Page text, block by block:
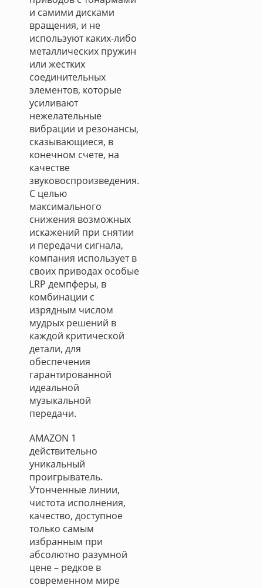
и самими дисками
вращения, и не
используют каких-либо
металлических пружин
или жестких
соединительных
элементов, которые
усиливают
нежелательные
вибрации и резонансы,
сказывающиеся, в
конечном счете, на
качестве
звуковоспроизведения.
С целью
максимального
снижения возможных
искажений при снятии
и передачи сигнала,
компания использует в
своих приводах особые
LRP демпферы, в
комбинации с
изрядным числом
мудрых решений в
каждой критической
детали, для
обеспечения
гарантированной
идеальной
музыкальной
передачи.
AMAZON 1
действительно
уникальный
проигрыватель.
Утонченные линии,
чистота исполнения,
качество, доступное
только самым
избранным при
абсолютно разумной
цене – редкое в
современном мире